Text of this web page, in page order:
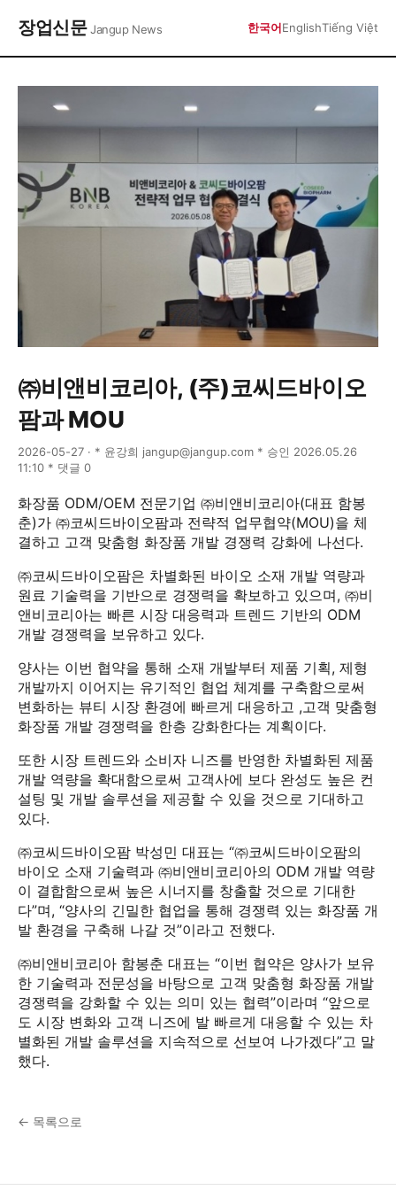
장업신문Jangup News 한국어EnglishTiếng Việt
㈜비앤비코리아, (주)코씨드바이오
팜과 MOU
2026-05-27 · * 윤강희 jangup@jangup.com * 승인 2026.05.26
11:10 * 댓글 0
화장품 ODM/OEM 전문기업 ㈜비앤비코리아(대표 함봉
춘)가 ㈜코씨드바이오팜과 전략적 업무협약(MOU)을 체
결하고 고객 맞춤형 화장품 개발 경쟁력 강화에 나선다.
㈜코씨드바이오팜은 차별화된 바이오 소재 개발 역량과
원료 기술력을 기반으로 경쟁력을 확보하고 있으며, ㈜비
앤비코리아는 빠른 시장 대응력과 트렌드 기반의 ODM
개발 경쟁력을 보유하고 있다.
양사는 이번 협약을 통해 소재 개발부터 제품 기획, 제형
개발까지 이어지는 유기적인 협업 체계를 구축함으로써
변화하는 뷰티 시장 환경에 빠르게 대응하고 ,고객 맞춤형
화장품 개발 경쟁력을 한층 강화한다는 계획이다.
또한 시장 트렌드와 소비자 니즈를 반영한 차별화된 제품
개발 역량을 확대함으로써 고객사에 보다 완성도 높은 컨
설팅 및 개발 솔루션을 제공할 수 있을 것으로 기대하고
있다.
㈜코씨드바이오팜 박성민 대표는 “㈜코씨드바이오팜의
바이오 소재 기술력과 ㈜비앤비코리아의 ODM 개발 역량
이 결합함으로써 높은 시너지를 창출할 것으로 기대한
다”며, “양사의 긴밀한 협업을 통해 경쟁력 있는 화장품 개
발 환경을 구축해 나갈 것”이라고 전했다.
㈜비앤비코리아 함봉춘 대표는 “이번 협약은 양사가 보유
한 기술력과 전문성을 바탕으로 고객 맞춤형 화장품 개발
경쟁력을 강화할 수 있는 의미 있는 협력”이라며 “앞으로
도 시장 변화와 고객 니즈에 발 빠르게 대응할 수 있는 차
별화된 개발 솔루션을 지속적으로 선보여 나가겠다”고 말
했다.
← 목록으로